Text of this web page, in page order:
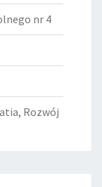
nr 4
Rozwój